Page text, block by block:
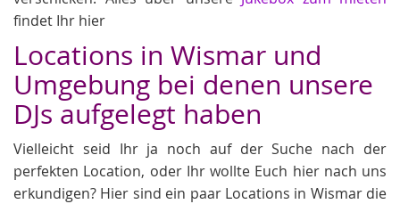
findet Ihr hier
Locations in Wismar und
Umgebung bei denen unsere
DJs aufgelegt haben
Vielleicht seid Ihr ja noch auf der Suche nach der
perfekten Location, oder Ihr wollte Euch hier nach uns
erkundigen? Hier sind ein paar Locations in Wismar die